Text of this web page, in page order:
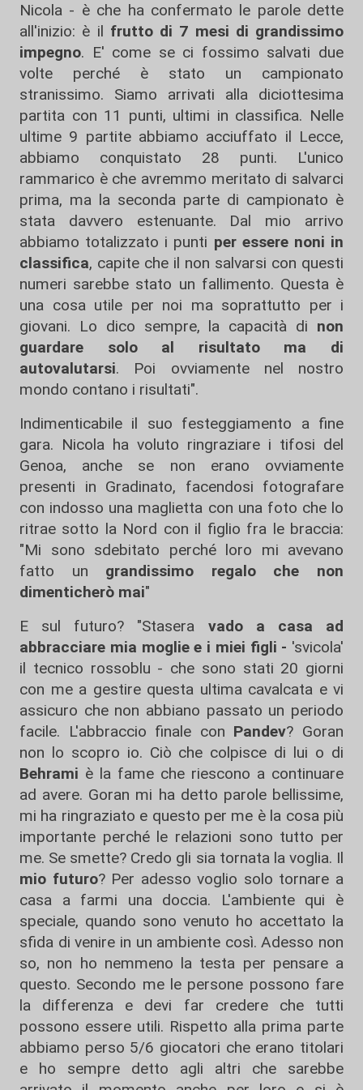
Nicola - è che ha confermato le parole dette
all'inizio: è il frutto di 7 mesi di grandissimo
impegno. E' come se ci fossimo salvati due
volte perché è stato un campionato
stranissimo. Siamo arrivati alla diciottesima
partita con 11 punti, ultimi in classifica. Nelle
ultime 9 partite abbiamo acciuffato il Lecce,
abbiamo conquistato 28 punti. L'unico
rammarico è che avremmo meritato di salvarci
prima, ma la seconda parte di campionato è
stata davvero estenuante. Dal mio arrivo
abbiamo totalizzato i punti per essere noni in
classifica, capite che il non salvarsi con questi
numeri sarebbe stato un fallimento. Questa è
una cosa utile per noi ma soprattutto per i
giovani. Lo dico sempre, la capacità di non
guardare solo al risultato ma di
autovalutarsi. Poi ovviamente nel nostro
mondo contano i risultati".
Indimenticabile il suo festeggiamento a fine
gara. Nicola ha voluto ringraziare i tifosi del
Genoa, anche se non erano ovviamente
presenti in Gradinato, facendosi fotografare
con indosso una maglietta con una foto che lo
ritrae sotto la Nord con il figlio fra le braccia:
"Mi sono sdebitato perché loro mi avevano
fatto un grandissimo regalo che non
dimenticherò mai"
E sul futuro? "Stasera vado a casa ad
abbracciare mia moglie e i miei figli - 'svicola'
il tecnico rossoblu - che sono stati 20 giorni
con me a gestire questa ultima cavalcata e vi
assicuro che non abbiano passato un periodo
facile. L'abbraccio finale con Pandev? Goran
non lo scopro io. Ciò che colpisce di lui o di
Behrami è la fame che riescono a continuare
ad avere. Goran mi ha detto parole bellissime,
mi ha ringraziato e questo per me è la cosa più
importante perché le relazioni sono tutto per
me. Se smette? Credo gli sia tornata la voglia. Il
mio futuro? Per adesso voglio solo tornare a
casa a farmi una doccia. L'ambiente qui è
speciale, quando sono venuto ho accettato la
sfida di venire in un ambiente così. Adesso non
so, non ho nemmeno la testa per pensare a
questo. Secondo me le persone possono fare
la differenza e devi far credere che tutti
possono essere utili. Rispetto alla prima parte
abbiamo perso 5/6 giocatori che erano titolari
e ho sempre detto agli altri che sarebbe